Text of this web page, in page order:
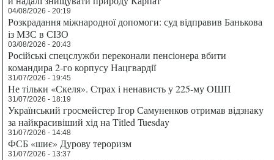
04/08/2026 - 20:19
Розкрадання міжнародної допомоги: суд відправив Банькова
із МЗС в СІЗО
03/08/2026 - 20:43
Російські спецслужби переконали пенсіонера вбити
командира 2-го корпусу Нацгвардії
31/07/2026 - 19:45
Не тільки «Скеля». Страх і ненависть у 225-му ОШП
31/07/2026 - 18:19
Український гросмейстер Ігор Самуненков отримав відзнаку
за найкрасивіший хід на Titled Tuesday
31/07/2026 - 14:48
ФСБ «шиє» Дурову тероризм
31/07/2026 - 13:37